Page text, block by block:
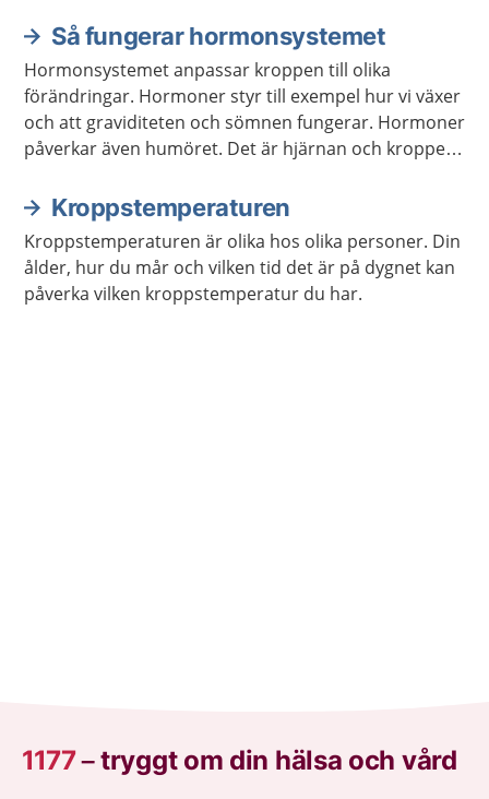
Så fungerar hormonsystemet
Hormonsystemet anpassar kroppen till olika
förändringar. Hormoner styr till exempel hur vi växer
och att graviditeten och sömnen fungerar. Hormoner
påverkar även humöret. Det är hjärnan och kroppen
behöver bildas.
Kroppstemperaturen
Kroppstemperaturen är olika hos olika personer. Din
ålder, hur du mår och vilken tid det är på dygnet kan
påverka vilken kroppstemperatur du har.
1177–tryggt om din hälsa och vård